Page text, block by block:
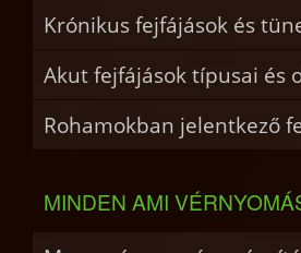
Krónikus fejfájások és
Akut fejfájások típusai és
Rohamokban jelentkező
MINDEN AMI